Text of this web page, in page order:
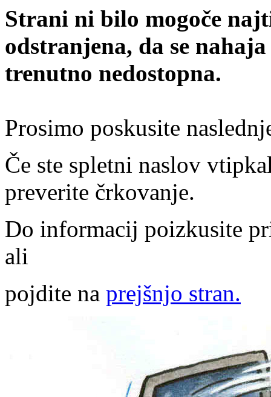
Strani ni bilo mogoče
odstranjena, da se
trenutno nedostopna.
Prosimo poskusite
Če ste spletni naslov
preverite črkovanje.
Do informacij poizkusite
ali
pojdite na prejšnjo stran.